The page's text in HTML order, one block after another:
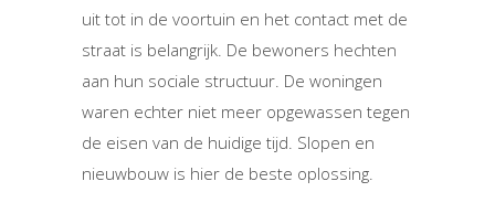
uit tot in de voortuin en het contact met de
straat is belangrijk. De bewoners hechten
aan hun sociale structuur. De woningen
waren echter niet meer opgewassen tegen
de eisen van de huidige tijd. Slopen en
nieuwbouw is hier de beste oplossing.